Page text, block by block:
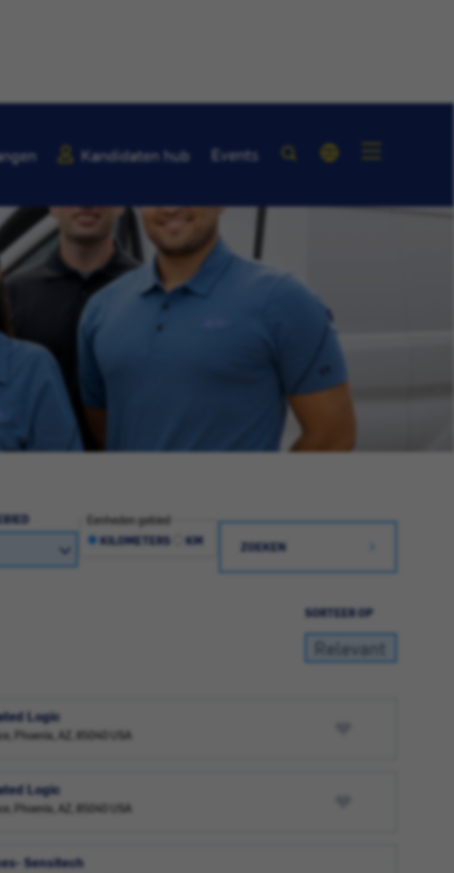
Kandidaten hub Events
Eenheden gebied
KILOMETERS
KM ZOEKEN
SORTEER OP
Logic
Phoenix, AZ, 85040 USA
Logic
Phoenix, AZ, 85040 USA
Sensitech